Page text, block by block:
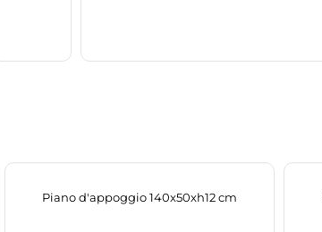
Piano d'appoggio 140x50xh12 cm